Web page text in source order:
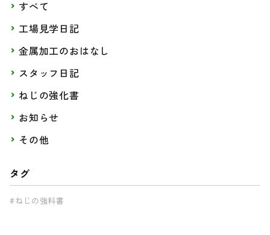
すべて
工場見学日記
金属加工のおはなし
スタッフ日記
ねじの強化書
お知らせ
その他
タグ
#ねじの強科書